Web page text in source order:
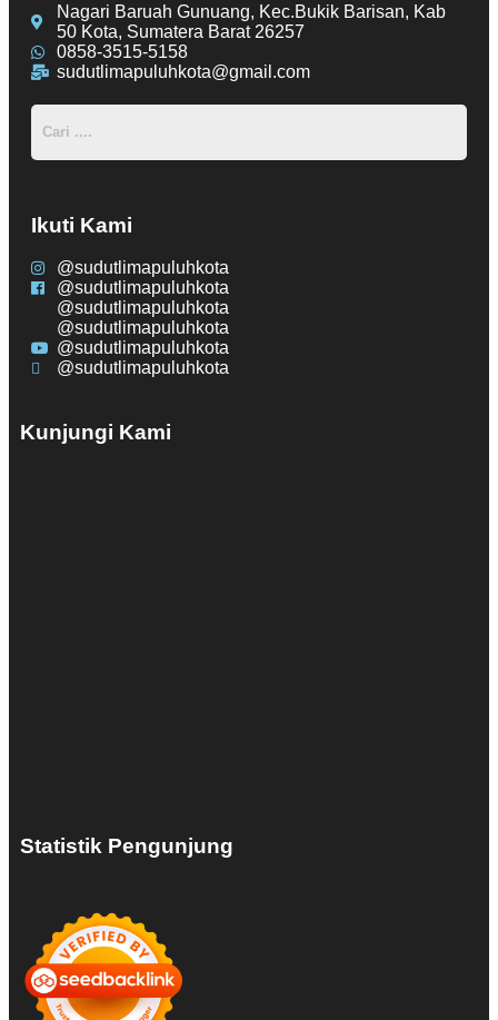
Nagari Baruah Gunuang, Kec.Bukik Barisan, Kab
50 Kota, Sumatera Barat 26257
0858-3515-5158
sudutlimapuluhkota@gmail.com
Ikuti Kami
@sudutlimapuluhkota
@sudutlimapuluhkota
@sudutlimapuluhkota
@sudutlimapuluhkota
@sudutlimapuluhkota
@sudutlimapuluhkota
Kunjungi Kami
Statistik Pengunjung